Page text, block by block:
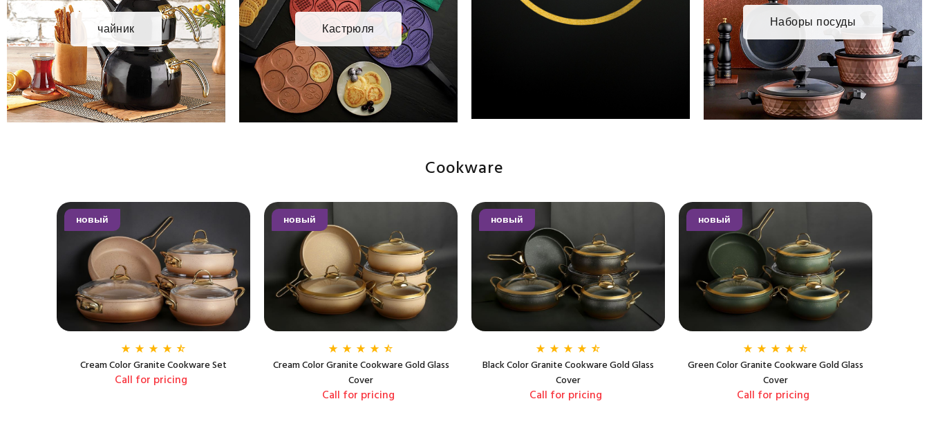
чайник Кастрюля Наборы посуды
Cookware
новый
Cream Color Granite Cookware Set
Call for pricing
новый
Cream Color Granite Cookware Gold Glass
Cover
Call for pricing
новый
Black Color Granite Cookware Gold Glass
Cover
Call for pricing
новый
Green Color Granite Cookware Gold Glass
Cover
Call for pricing